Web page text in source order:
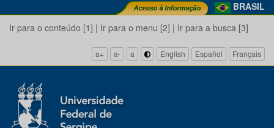
BRASIL
Ir para o conteúdo [1] | Ir para o menu [2] | Ir para a busca [3]
a+ a- a English Español Français